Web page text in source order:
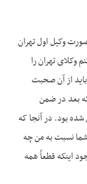
وکیل اول تهران
وکلای تهران را
باید از آن صحبت
بعد در ضمن
بود. در آنجا که
نسبت به من چه
اینکه قطعاً همه